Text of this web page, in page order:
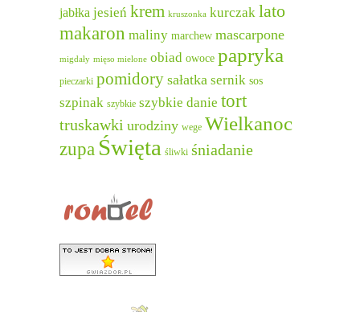
jabłka jesień krem kruszonka kurczak lato
makaron maliny marchew mascarpone
migdały mięso mielone obiad owoce papryka
pieczarki pomidory sałatka sernik sos
szpinak szybkie szybkie danie tort
truskawki urodziny wege Wielkanoc
zupa Święta śliwki śniadanie